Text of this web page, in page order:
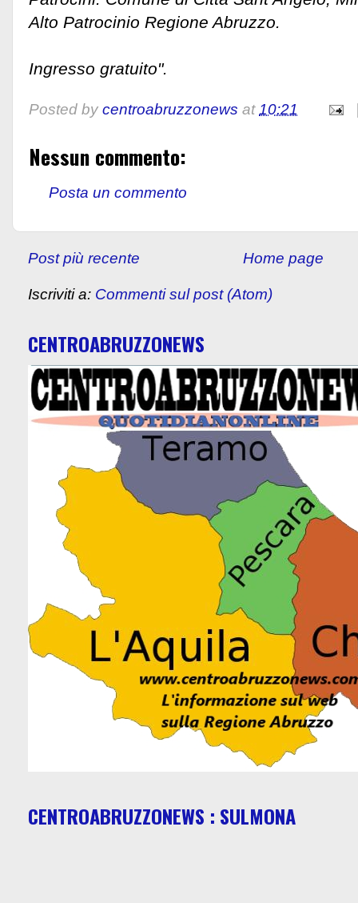
Alto Patrocinio Regione Abruzzo.
Ingresso gratuito".
Posted by centroabruzzonews at10:21
Nessun commento:
Posta un commento
Post più recente Home page
Iscriviti a: Commenti sul post (Atom)
CENTROABRUZZONEWS
CENTROABRUZZONEWS : SULMONA